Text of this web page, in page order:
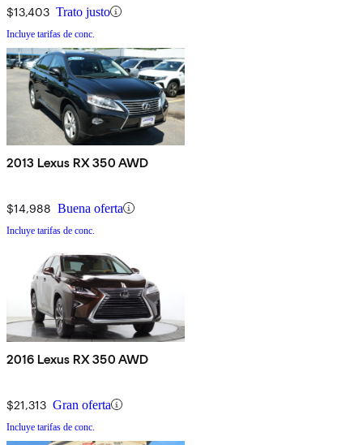
$13,403 Trato justo
Incluye tarifas de conc.
2013 Lexus RX 350 AWD
$14,988 Buena oferta
Incluye tarifas de conc.
2016 Lexus RX 350 AWD
$21,313 Gran oferta
Incluye tarifas de conc.